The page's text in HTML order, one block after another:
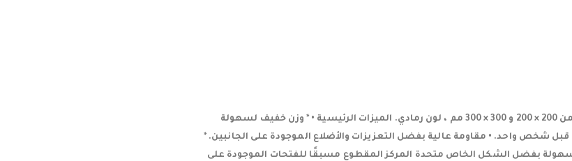
فتحة التفتيش متوفرة بأحجام مختلفة ، من 200 × 200 و 300 × 300 مم ، لون رمادي. الميزات الرئيسية • * وزن خفيف لسهولة
قبل شخص واحد. • مقاومة عالية بفضل التعزيزات والأضلاع الموجودة على الجانبين. *
بفضل الشكل الخاص متحدة المركز المقطوع مسبقًا للفتحات الموجودة على